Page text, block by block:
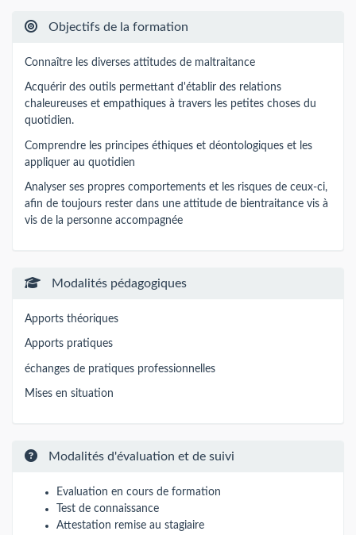
Objectifs de la formation
Connaître les diverses attitudes de maltraitance
Acquérir des outils permettant d'établir des relations
chaleureuses et empathiques à travers les petites choses du
quotidien.
Comprendre les principes éthiques et déontologiques et les
appliquer au quotidien
Analyser ses propres comportements et les risques de ceux-ci,
afin de toujours rester dans une attitude de bientraitance vis à
vis de la personne accompagnée
Modalités pédagogiques
Apports théoriques
Apports pratiques
échanges de pratiques professionnelles
Mises en situation
Modalités d'évaluation et de suivi
Evaluation en cours de formation
Test de connaissance
Attestation remise au stagiaire